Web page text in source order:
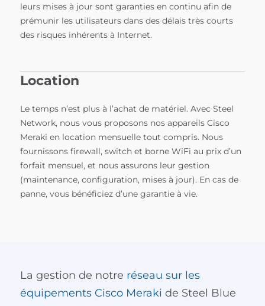
leurs mises à jour sont garanties en continu afin de
prémunir les utilisateurs dans des délais très courts
des risques inhérents à Internet.
Location
Le temps n’est plus à l’achat de matériel. Avec Steel
Network, nous vous proposons nos appareils Cisco
Meraki en location mensuelle tout compris. Nous
fournissons firewall, switch et borne WiFi au prix d’un
forfait mensuel, et nous assurons leur gestion
(maintenance, configuration, mises à jour). En cas de
panne, vous bénéficiez d’une garantie à vie.
La gestion de notre réseau sur les
équipements Cisco Meraki de Steel Blue